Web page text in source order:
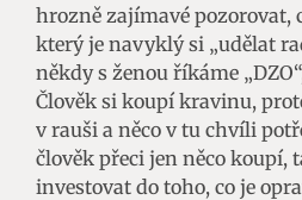
hrozně zajímavé pozorovat,
který je navyklý si „udělat
někdy s ženou říkáme
Člověk si koupí kravinu,
v rauši a něco v tu chvíli
člověk přeci jen něco koupí,
investovat do toho, co je